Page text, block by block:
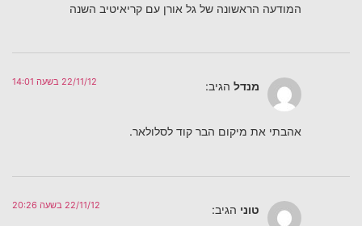
המודעה הראשונה של גל אורן עם קריאיטיב השנה
מנדל הגיב: 22/11/12 בשעה 14:01
אהבתי את מיקום הבר קוד לסלולאר.
טוני הגיב: 22/11/12 בשעה 20:26